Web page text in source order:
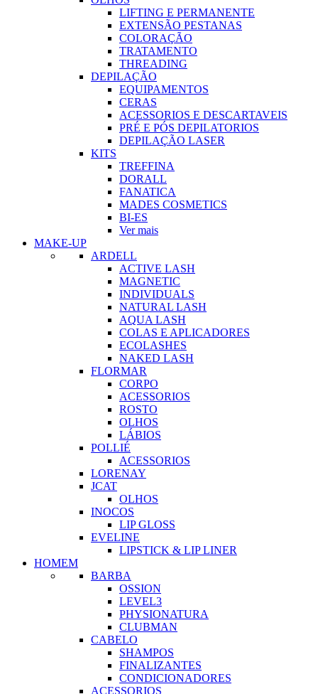
LIFTING E PERMANENTE
EXTENSÃO PESTANAS
COLORAÇÃO
TRATAMENTO
THREADING
DEPILAÇÃO
EQUIPAMENTOS
CERAS
ACESSORIOS E DESCARTAVEIS
PRÉ E PÓS DEPILATORIOS
DEPILAÇÃO LASER
KITS
TREFFINA
DORALL
FANATICA
MADES COSMETICS
BI-ES
Ver mais
MAKE-UP
ARDELL
ACTIVE LASH
MAGNETIC
INDIVIDUALS
NATURAL LASH
AQUA LASH
COLAS E APLICADORES
ECOLASHES
NAKED LASH
FLORMAR
CORPO
ACESSORIOS
ROSTO
OLHOS
LÁBIOS
POLLIÉ
ACESSORIOS
LORENAY
JCAT
OLHOS
INOCOS
LIP GLOSS
EVELINE
LIPSTICK & LIP LINER
HOMEM
BARBA
OSSION
LEVEL3
PHYSIONATURA
CLUBMAN
CABELO
SHAMPOS
FINALIZANTES
CONDICIONADORES
ACESSORIOS